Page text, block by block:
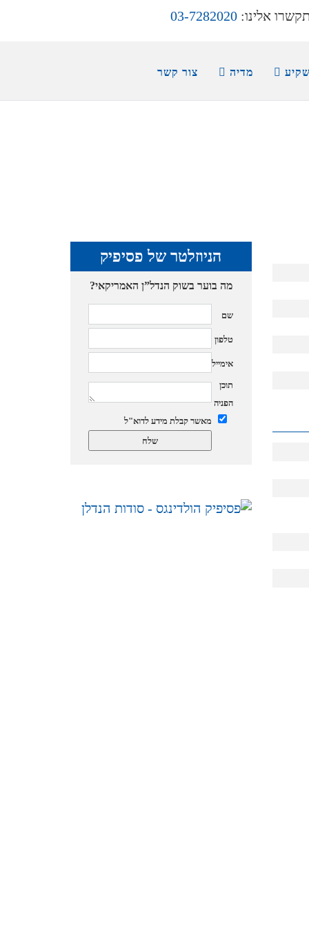
אלינו: 03-7282020
מדיה צור קשר
הניוזלטר של פסיפיק
מה בוער בשוק הנדל”ן האמריקאי?
שם
טלפון
אימייל
תוכן
הפניה
מאשר קבלת מידע לדוא"ל